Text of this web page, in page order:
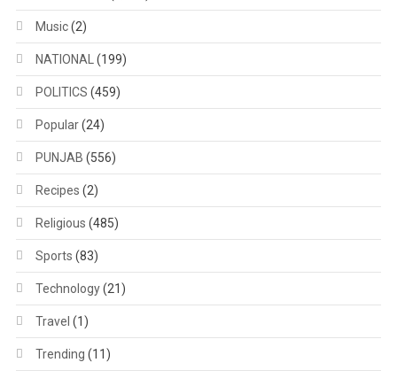
Music(2)
NATIONAL(199)
POLITICS (459)
Popular(24)
PUNJAB (556)
Recipes (2)
Religious (485)
Sports (83)
Technology(21)
Travel (1)
Trending (11)